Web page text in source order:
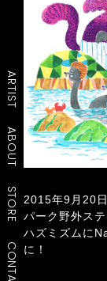
ARTIST
ABOUT
STORE
2015年9月20
パーク野外ス
ハズミズムに
に！